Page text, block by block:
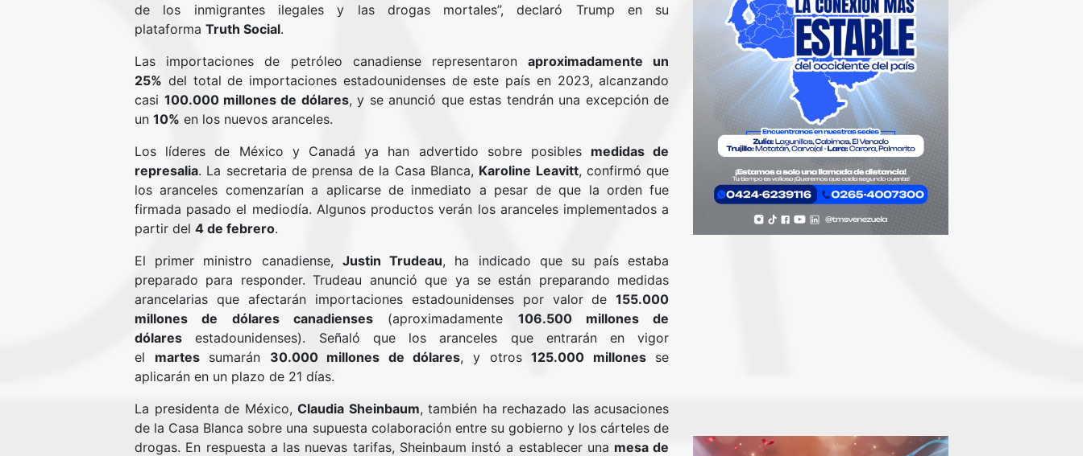
de los inmigrantes ilegales y las drogas mortales”, declaró Trump en su
plataforma Truth Social.
Las importaciones de petróleo canadiense representaronaproximadamente un
25% del total de importaciones estadounidenses de este país en 2023, alcanzando
casi 100.000 millones de dólares, y se anunció que estas tendrán una excepción de
un 10% en los nuevos aranceles.
Los líderes de México y Canadá ya han advertido sobre posibles medidas de
represalia. La secretaria de prensa de la Casa Blanca, Karoline Leavitt, confirmó que
los aranceles comenzarían a aplicarse de inmediato a pesar de que la orden fue
firmada pasado el mediodía. Algunos productos verán los aranceles implementados a
partir del 4 de febrero.
El primer ministro canadiense, Justin Trudeau, ha indicado que su país estaba
preparado para responder. Trudeau anunció que ya se están preparando medidas
arancelarias que afectarán importaciones estadounidenses por valor de155.000
millones de dólares canadienses (aproximadamente 106.500 millones de
dólares estadounidenses). Señaló que los aranceles que entrarán en vigor
el martessumarán 30.000 millones de dólares, y otros125.000 millonesse
aplicarán en un plazo de 21 días.
La presidenta de México,Claudia Sheinbaum, también ha rechazado las acusaciones
de la Casa Blanca sobre una supuesta colaboración entre su gobierno y los cárteles de
drogas. En respuesta a las nuevas tarifas, Sheinbaum instó a establecer una mesa de